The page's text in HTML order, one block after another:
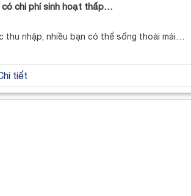
chi phí sinh hoạt thấp…
thu nhập, nhiều bạn có thể sống thoải mái…
tiết